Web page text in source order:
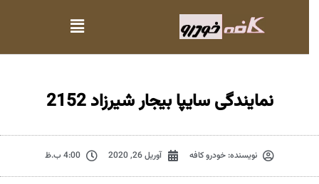
نمایندگی سایپا بیجار شیرزاد 2152
نویسنده:خودرو کافه آوریل 26, 2020 4:00 ب.ظ